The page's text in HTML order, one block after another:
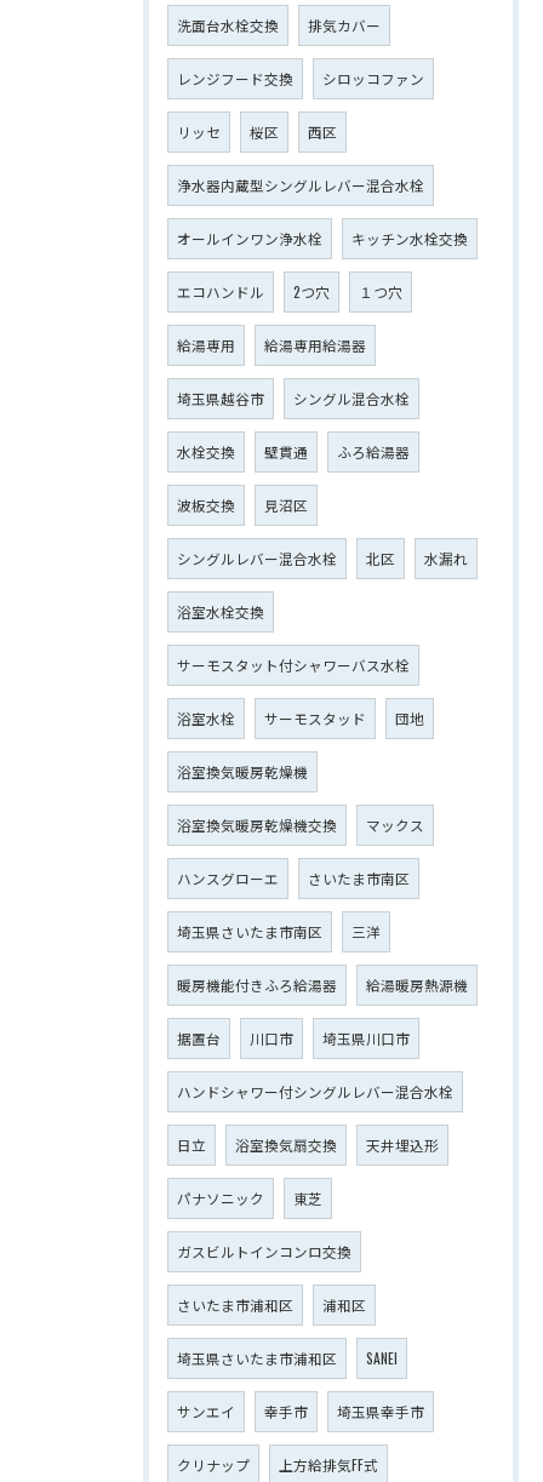
洗面台水栓交換 排気カバー
レンジフード交換 シロッコファン
リッセ 桜区 西区
浄水器内蔵型シングルレバー混合水栓
オールインワン浄水栓 キッチン水栓交換
エコハンドル 2つ穴 １つ穴
給湯専用 給湯専用給湯器
埼玉県越谷市 シングル混合水栓
水栓交換 壁貫通 ふろ給湯器
波板交換 見沼区
シングルレバー混合水栓 北区 水漏れ
浴室水栓交換
サーモスタット付シャワーバス水栓
浴室水栓 サーモスタッド 団地
浴室換気暖房乾燥機
浴室換気暖房乾燥機交換 マックス
ハンスグローエ さいたま市南区
埼玉県さいたま市南区 三洋
暖房機能付きふろ給湯器 給湯暖房熱源機
据置台 川口市 埼玉県川口市
ハンドシャワー付シングルレバー混合水栓
日立 浴室換気扇交換 天井埋込形
パナソニック 東芝
ガスビルトインコンロ交換
さいたま市浦和区 浦和区
埼玉県さいたま市浦和区 SANEI
サンエイ 幸手市 埼玉県幸手市
クリナップ 上方給排気FF式